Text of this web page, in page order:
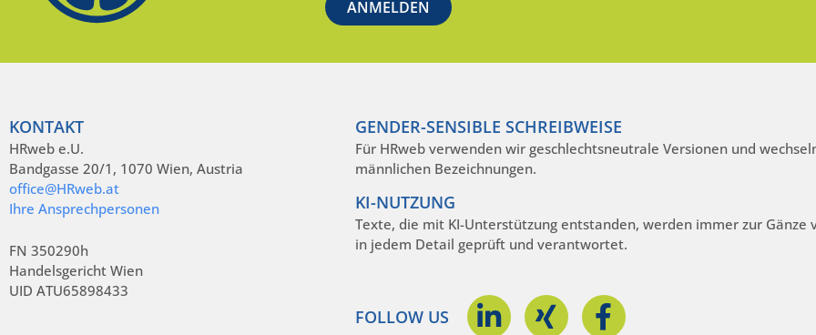
KONTAKT
HRweb e.U.
Bandgasse 20/1, 1070 Wien, Austria
office@HRweb.at
Ihre Ansprechpersonen
FN 350290h
Handelsgericht Wien
UID ATU65898433
GENDER-SENSIBLE SCHREIBWEISE
Für HRweb verwenden wir geschlechtsneutrale Versionen und
männlichen Bezeichnungen.
KI-NUTZUNG
Texte, die mit KI-Unterstützung entstanden, werden immer zur Gänze
in jedem Detail geprüft und verantwortet.
FOLLOW US